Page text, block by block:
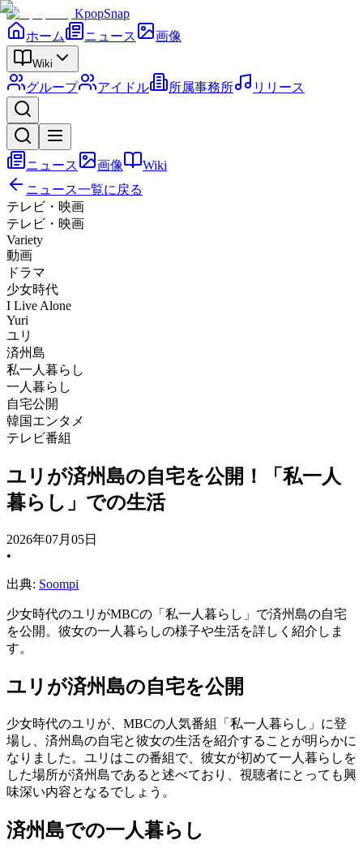
KpopSnap
ホーム
ニュース 画像
Wiki
グループ アイドル 所属事務所 リリース
ニュース 画像
Wiki
ニュース一覧に戻る
テレビ・映画
テレビ・映画
Variety
動画
ドラマ
少女時代
I Live Alone
Yuri
ユリ
済州島
私一人暮らし
一人暮らし
自宅公開
韓国エンタメ
テレビ番組
ユリが済州島の自宅を公開！「私一人
暮らし」での生活
2026年07月05日
•
出典: Soompi
少女時代のユリがMBCの「私一人暮らし」で済州島の自宅
を公開。彼女の一人暮らしの様子や生活を詳しく紹介しま
す。
ユリが済州島の自宅を公開
少女時代のユリが、MBCの人気番組「私一人暮らし」に登
場し、済州島の自宅と彼女の生活を紹介することが明らかに
なりました。ユリはこの番組で、彼女が初めて一人暮らしを
した場所が済州島であると述べており、視聴者にとっても興
味深い内容となるでしょう。
済州島での一人暮らし